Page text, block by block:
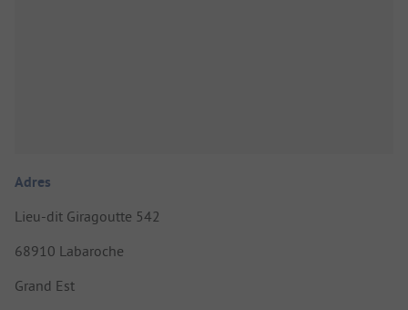
Adres
Lieu-dit Giragoutte 542
68910 Labaroche
Grand Est